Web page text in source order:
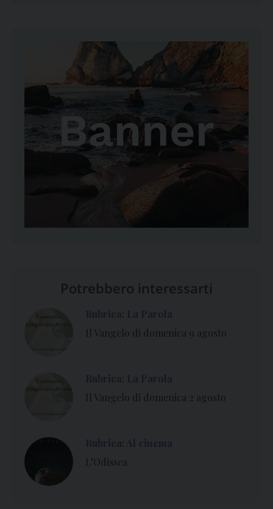
Potrebbero interessarti
Il Vangelo di domenica 9 agosto
Il Vangelo di domenica 2 agosto
L’Odissea